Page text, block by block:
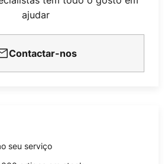
ajudar
Contactar-nos
seu serviço